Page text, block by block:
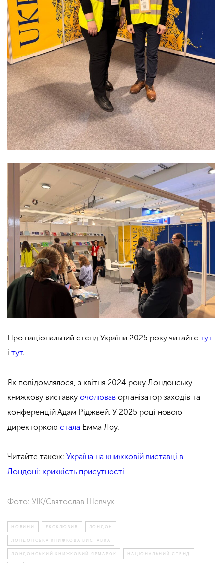
Про національний стенд України 2025 року читайте тут
і тут.
Як повідомлялося, з квітня 2024 року Лондонську
книжкову виставку очолював організатор заходів та
конференцій Адам Ріджвей. У 2025 році новою
директоркою стала Емма Лоу.
Читайте також: Україна на книжковій виставці в
Лондоні: крихкість присутності
Фото: УІК/Святослав Шевчук
НОВИНИ ЕКСКЛЮЗИВ ЛОНДОН
ЛОНДОНСЬКА КНИЖКОВА ВИСТАВКА
ЛОНДОНСЬКИЙ КНИЖКОВИЙ ЯРМАРОК НАЦІОНАЛЬНИЙ СТЕНД